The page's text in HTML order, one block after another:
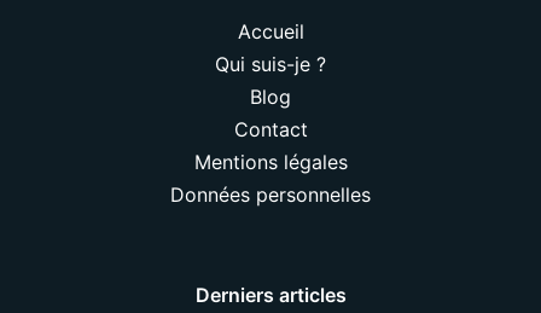
Accueil
Qui suis-je ?
Blog
Contact
Mentions légales
Données personnelles
Derniers articles